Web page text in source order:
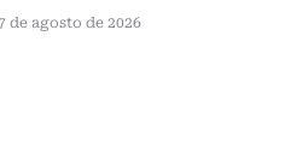
de agosto de 2026